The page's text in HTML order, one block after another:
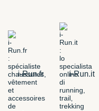
i-Run.fr i-Run.it